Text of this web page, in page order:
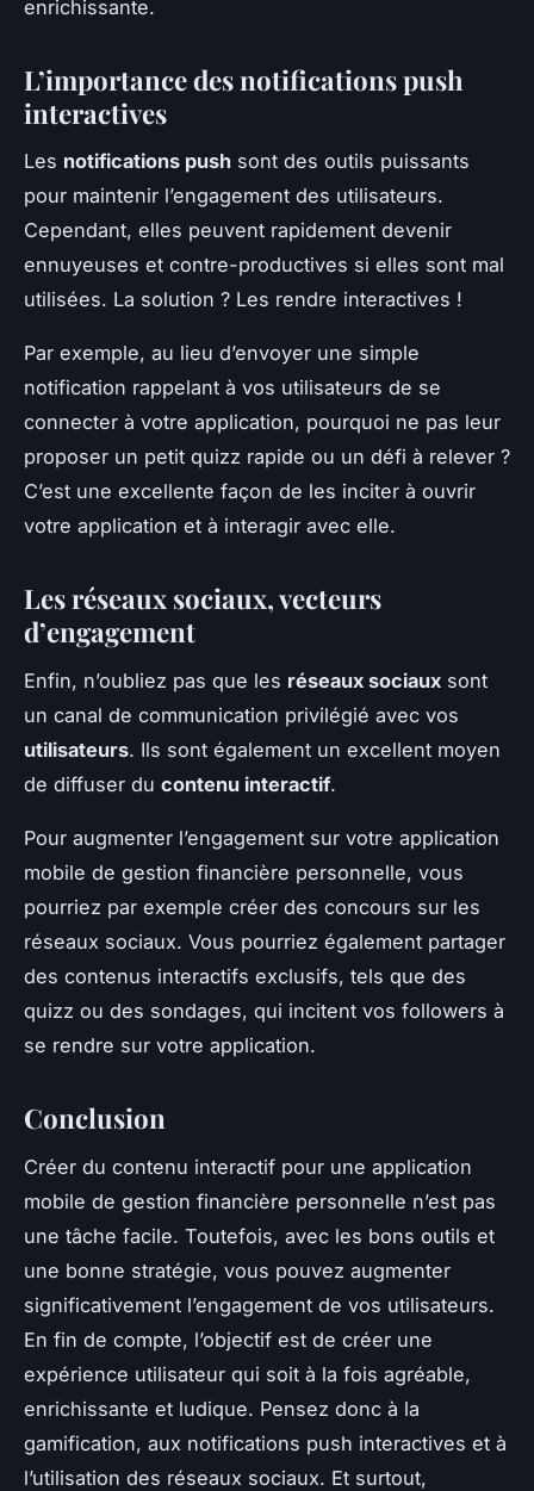
enrichissante.
L’importance des notifications push
interactives
Les notifications push sont des outils puissants
pour maintenir l’engagement des utilisateurs.
Cependant, elles peuvent rapidement devenir
ennuyeuses et contre-productives si elles sont mal
utilisées. La solution ? Les rendre interactives !
Par exemple, au lieu d’envoyer une simple
notification rappelant à vos utilisateurs de se
connecter à votre application, pourquoi ne pas leur
proposer un petit quizz rapide ou un défi à relever ?
C’est une excellente façon de les inciter à ouvrir
votre application et à interagir avec elle.
Les réseaux sociaux, vecteurs
d’engagement
Enfin, n’oubliez pas que les réseaux sociaux sont
un canal de communication privilégié avec vos
utilisateurs. Ils sont également un excellent moyen
de diffuser du contenu interactif.
Pour augmenter l’engagement sur votre application
mobile de gestion financière personnelle, vous
pourriez par exemple créer des concours sur les
réseaux sociaux. Vous pourriez également partager
des contenus interactifs exclusifs, tels que des
quizz ou des sondages, qui incitent vos followers à
se rendre sur votre application.
Conclusion
Créer du contenu interactif pour une application
mobile de gestion financière personnelle n’est pas
une tâche facile. Toutefois, avec les bons outils et
une bonne stratégie, vous pouvez augmenter
significativement l’engagement de vos utilisateurs.
En fin de compte, l’objectif est de créer une
expérience utilisateur qui soit à la fois agréable,
enrichissante et ludique. Pensez donc à la
gamification, aux notifications push interactives et à
l’utilisation des réseaux sociaux. Et surtout,